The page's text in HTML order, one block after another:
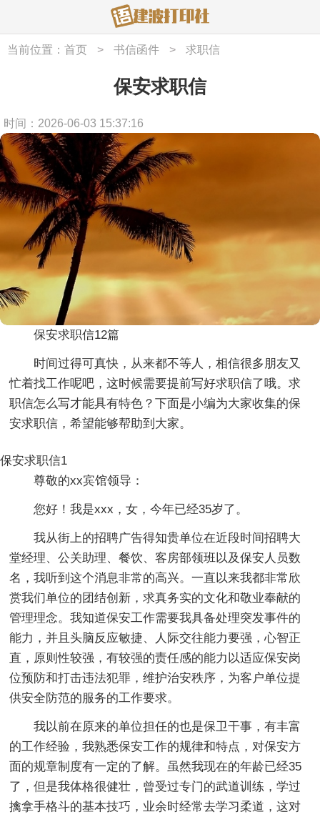
当前位置： 首页 > 书信函件 > 求职信
保安求职信
时间：2026-06-03 15:37:16
保安求职信12篇
时间过得可真快，从来都不等人，相信很多朋友又
忙着找工作呢吧，这时候需要提前写好求职信了哦。求
职信怎么写才能具有特色？下面是小编为大家收集的保
安求职信，希望能够帮助到大家。
保安求职信1
尊敬的xx宾馆领导：
您好！我是xxx，女，今年已经35岁了。
我从街上的招聘广告得知贵单位在近段时间招聘大
堂经理、公关助理、餐饮、客房部领班以及保安人员数
名，我听到这个消息非常的高兴。一直以来我都非常欣
赏我们单位的团结创新，求真务实的文化和敬业奉献的
管理理念。我知道保安工作需要我具备处理突发事件的
能力，并且头脑反应敏捷、人际交往能力要强，心智正
直，原则性较强，有较强的责任感的能力以适应保安岗
位预防和打击违法犯罪，维护治安秩序，为客户单位提
供安全防范的服务的工作要求。
我以前在原来的单位担任的也是保卫干事，有丰富
的工作经验，我熟悉保安工作的规律和特点，对保安方
面的规章制度有一定的了解。虽然我现在的年龄已经35
了，但是我体格很健壮，曾受过专门的武道训练，学过
擒拿手格斗的基本技巧，业余时经常去学习柔道，这对